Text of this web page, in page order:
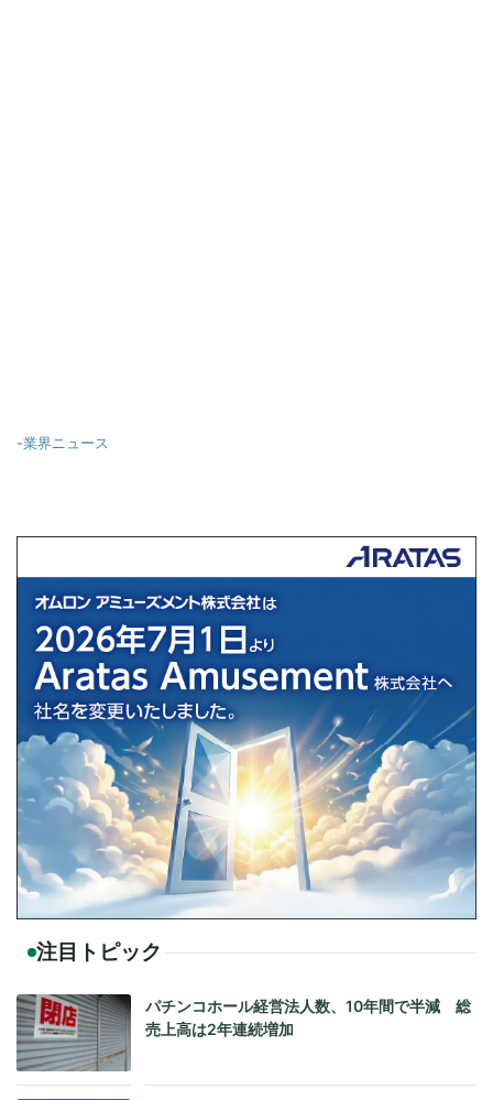
-業界ニュース
注目トピック
パチンコホール経営法人数、10年間で半減 総
売上高は2年連続増加